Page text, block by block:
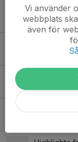
Landström
28 apr, 19:48
24 apr,
Vi använder
webbplats
även för